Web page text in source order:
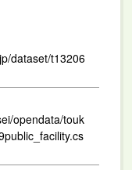
dataset/t13206
opendata/touk